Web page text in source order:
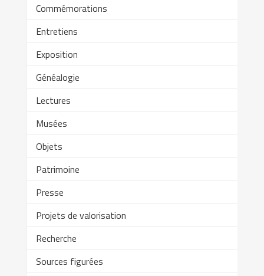
Commémorations
Entretiens
Exposition
Généalogie
Lectures
Musées
Objets
Patrimoine
Presse
Projets de valorisation
Recherche
Sources figurées